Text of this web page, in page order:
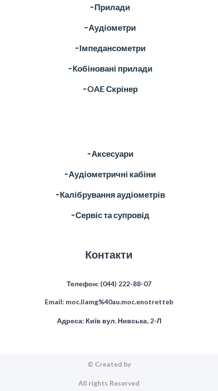
╶ Прилади
╶ Аудіометри
╶ Імпедансометри
╶ Кобіновані прилади
╶ OAE Скрінер
╶ Аксесуари
╶ Аудіометричні кабіни
╶ Калібрування аудіометрів
╶ Сервіс та супровід
Контакти
Телефон: (044) 222-88-07
Email: moc.liamg%40au.moc.enotretteb
Адреса: Київ вул. Нивська, 2-Л
© Created by
All rights Reserved